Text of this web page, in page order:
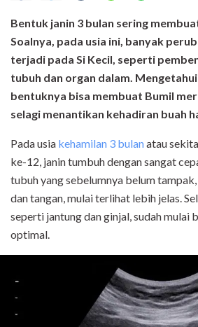
Bentuk janin 3 bulan sering
Soalnya, pada usia ini, banyak
terjadi pada Si Kecil, seperti
tubuh dan organ dalam.
bentuknya bisa membuat Bumil
selagi menantikan kehadiran buah
Pada usia kehamilan 3 bulanatau
ke-12, janin tumbuh dengan sangat
tubuh yang sebelumnya belum
dan tangan, mulai terlihat lebih jelas.
seperti jantung dan ginjal, sudah mulai
optimal.